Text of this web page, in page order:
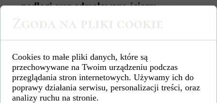
podłogiorazodmalowano ściany.
Koszt remontu to 30 tys. zł.
Pragniemy podziękować
wszystkim
darczyńcom, w sposób szczególnyGrupie
AA „Odnowa”za ofiarę na remont oraz
innym anonimowym ofiarodawcom.
Zgoda na pliki cookie
Cookies to małe pliki danych, które są
przechowywane na Twoim urządzeniu podczas
przeglądania stron internetowych. Używamy ich do
poprawy działania serwisu, personalizacji treści, oraz
analizy ruchu na stronie.